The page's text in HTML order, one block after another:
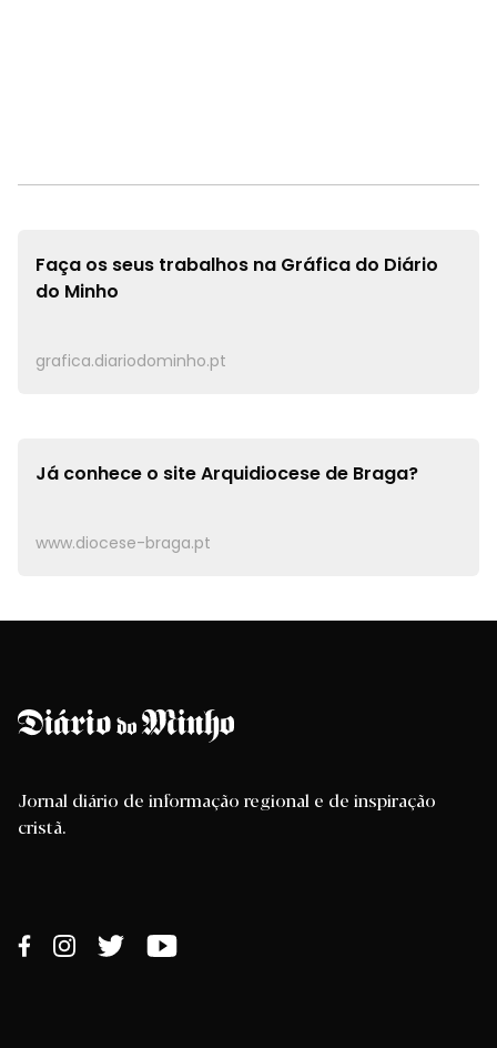
Faça os seus trabalhos na Gráfica do Diário
do Minho
grafica.diariodominho.pt
Já conhece o siteArquidiocese de Braga?
www.diocese-braga.pt
Jornal diário de informação regional e de inspiração
cristã.